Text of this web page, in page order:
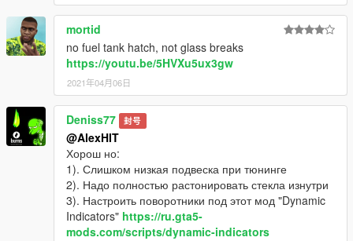
mortid
no fuel tank hatch, not glass breaks
https://youtu.be/5HVXu5ux3gw
2021年04月06日
Deniss77 封号
@AlexHIT
Хорош но:
1). Слишком низкая подвеска при тюнинге
2). Надо полностью растонировать стекла изнутри
3). Настроить поворотники под этот мод "Dynamic
Indicators" https://ru.gta5-
mods.com/scripts/dynamic-indicators